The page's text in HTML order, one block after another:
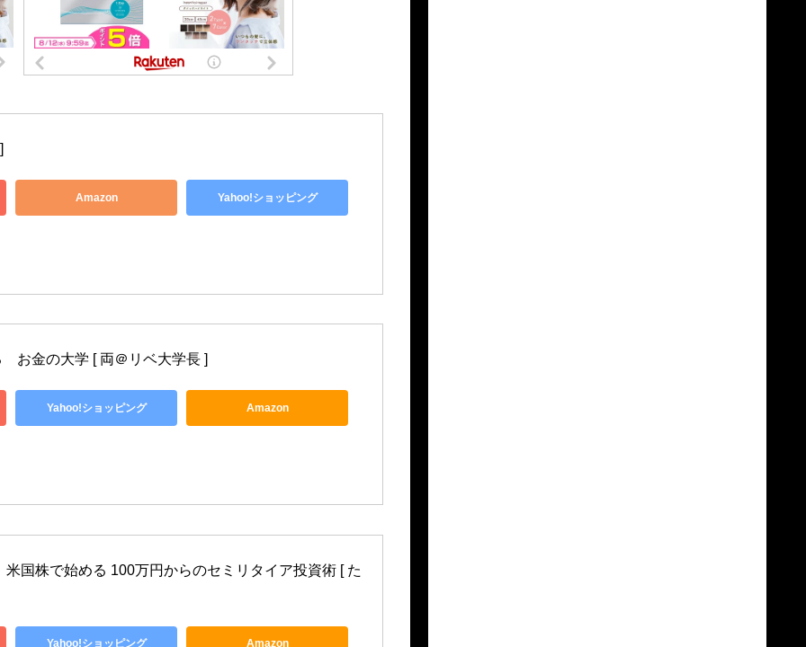
Amazon Yahoo!ショッピング
お金の大学 [ 両＠リベ大学長 ]
Yahoo!ショッピング Amazon
国株で始める 100万円からのセミリタイア投資術 [ た
Yahoo!ショッピング Amazon